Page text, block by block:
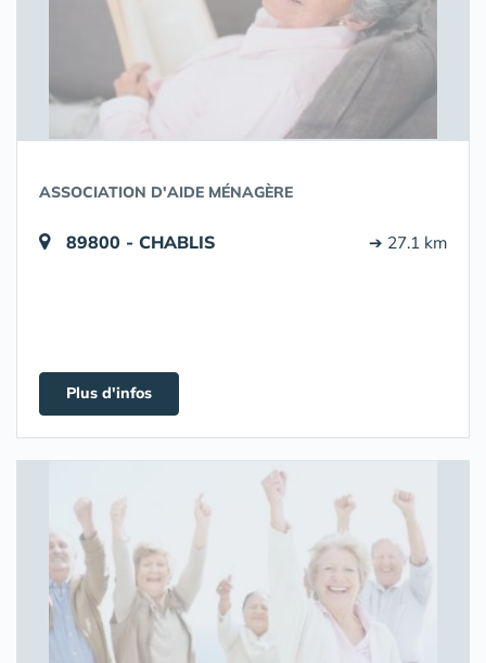
ASSOCIATION D'AIDE MÉNAGÈRE
89800 - CHABLIS ➔ 27.1 km
Plus d'infos